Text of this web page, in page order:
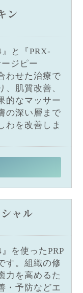
ン
』と『PRX-
ジピー
わせた治療で
、肌質改善、
的なマッサー
の深い層まで
わを改善しま
ャル
』を使ったPRP
す。組織の修
力を高めるた
・予防などエ